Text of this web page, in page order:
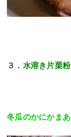
３． 水溶き片栗
冬瓜のかにかま